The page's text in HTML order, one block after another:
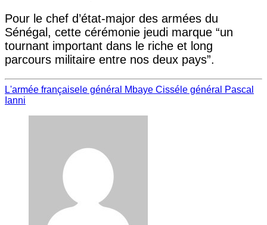
Pour le chef d’état-major des armées du
Sénégal, cette cérémonie jeudi marque “un
tournant important dans le riche et long
parcours militaire entre nos deux pays”.
L'armée française le général Mbaye Cissé le général Pascal
Ianni